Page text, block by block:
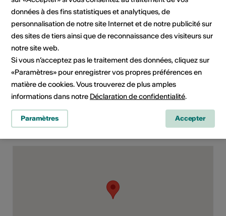
Domaine
Spectacle
Classe d'âge
Tout public
Lieu de l'événement
données à des fins statistiques et analytiques, de
personnalisation de notre site Internet et de notre publicité sur
des sites de tiers ainsi que de reconnaissance des visiteurs sur
notre site web.
Si vous n’acceptez pas le traitement des données, cliquez sur
«Paramètres» pour enregistrer vos propres préférences en
matière de cookies. Vous trouverez de plus amples
informations dans notre Déclaration de confidentialité.
Paramètres Accepter